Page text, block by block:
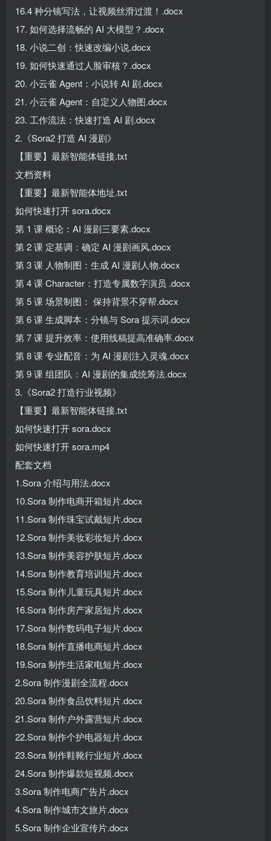
16.4 种分镜写法，让视频丝滑过渡！.docx
17. 如何选择流畅的 AI 大模型？.docx
18. 小说二创：快速改编小说.docx
19. 如何快速通过人脸审核？.docx
20. 小云雀 Agent：小说转 AI 剧.docx
21. 小云雀 Agent：自定义人物图.docx
23. 工作流法：快速打造 AI 剧.docx
2.《Sora2 打造 AI 漫剧》
【重要】最新智能体链接.txt
文档资料
【重要】最新智能体地址.txt
如何快速打开 sora.docx
第 1 课 概论：AI 漫剧三要素.docx
第 2 课 定基调：确定 AI 漫剧画风.docx
第 3 课 人物制图：生成 AI 漫剧人物.docx
第 4 课 Character：打造专属数字演员 .docx
第 5 课 场景制图： 保持背景不穿帮.docx
第 6 课 生成脚本：分镜与 Sora 提示词.docx
第 7 课 提升效率：使用线稿提高准确率.docx
第 8 课 专业配音：为 AI 漫剧注入灵魂.docx
第 9 课 组团队：AI 漫剧的集成统筹法.docx
3.《Sora2 打造行业视频》
【重要】最新智能体链接.txt
如何快速打开 sora.docx
如何快速打开 sora.mp4
配套文档
1.Sora 介绍与用法.docx
10.Sora 制作电商开箱短片.docx
11.Sora 制作珠宝试戴短片.docx
12.Sora 制作美妆彩妆短片.docx
13.Sora 制作美容护肤短片.docx
14.Sora 制作教育培训短片.docx
15.Sora 制作儿童玩具短片.docx
16.Sora 制作房产家居短片.docx
17.Sora 制作数码电子短片.docx
18.Sora 制作直播电商短片.docx
19.Sora 制作生活家电短片.docx
2.Sora 制作漫剧全流程.docx
20.Sora 制作食品饮料短片.docx
21.Sora 制作户外露营短片.docx
22.Sora 制作个护电器短片.docx
23.Sora 制作鞋靴行业短片.docx
24.Sora 制作爆款短视频.docx
3.Sora 制作电商广告片.docx
4.Sora 制作城市文旅片.docx
5.Sora 制作企业宣传片.docx